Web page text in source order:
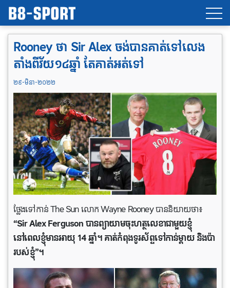
Rooney ថា Sir Alex ចង់​បាន​គាត់​ទៅ​លេង​
តាំងពី​វ័យ១៤​ឆ្នាំ តែ​គាត់​អត់​ទៅ
២៩-មិនា-២០២២
ថ្លែងទៅកាន់ The Sun លោក Wayne Rooney បាននិយាយថា៖
“Sir Alex Ferguson បានព្យាយាមចុះហត្ថលេខាជាមួយខ្ញុំ
នៅពេលខ្ញុំមានអាយុ 14 ឆ្នាំ។ គាត់កំពុងទូរស័ព្ទទៅកាន់ម្តាយ និងប៉ា
របស់ខ្ញុំ”។